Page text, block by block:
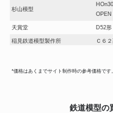
杉山模型
OPEN
天賞堂 D52形
稲見鉄道模型製作所 Ｃ６
ムサシノモデル 電気
D50
新性
*価格はあくまでサイト制作時の参考価格で
鉄道模型の